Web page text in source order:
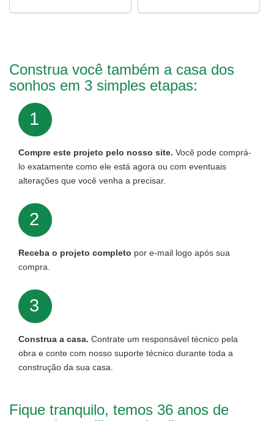
Construa você também a casa dos
sonhos em 3 simples etapas:
1
Compre este projeto pelo nosso site. Você pode comprá-
lo exatamente como ele está agora ou com eventuais
alterações que você venha a precisar.
2
Receba o projeto completo por e-mail logo após sua
compra.
3
Construa a casa. Contrate um responsável técnico pela
obra e conte com nosso suporte técnico durante toda a
construção da sua casa.
Fique tranquilo, temos 36 anos de